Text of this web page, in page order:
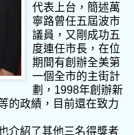
代表上台，簡述萬
寧路曾任五屆波市
議員，又剛成功五
度連任市長，在位
期間有創辦全美第
一個全市的主街計
劃，1998年創辦新
的政績，目前還在致力
介紹了其他三名得獎者